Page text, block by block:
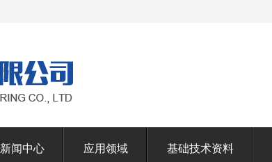
新闻中心 应用领域 基础技术资料